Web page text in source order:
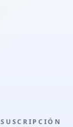
SUSCRIPCIÓN